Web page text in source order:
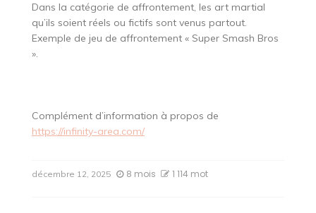
Dans la catégorie de affrontement, les art martial
qu’ils soient réels ou fictifs sont venus partout.
Exemple de jeu de affrontement « Super Smash Bros
».
Complément d’information à propos de
https://infinity-area.com/
décembre 12, 2025 8 mois 1 114 mot